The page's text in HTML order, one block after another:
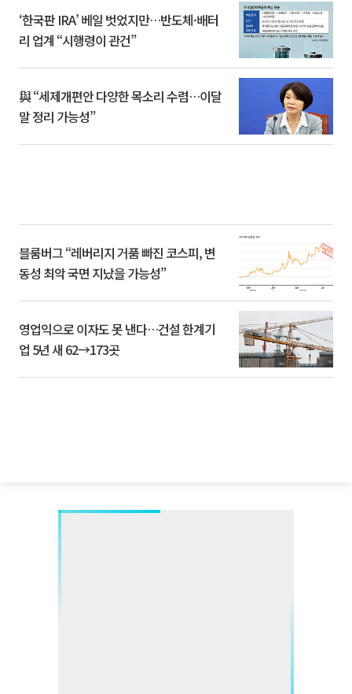
‘한국판 IRA’ 베일 벗었지만…반도체·배터
리 업계 “시행령이 관건”
與 “세제개편안 다양한 목소리 수렴…이달
말 정리 가능성”
블룸버그 “레버리지 거품 빠진 코스피, 변
동성 최악 국면 지났을 가능성”
영업익으로 이자도 못 낸다…건설 한계기
업 5년 새 62→173곳